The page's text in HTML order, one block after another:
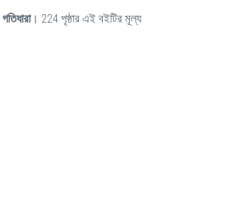
গতিধারা। 224 পৃষ্ঠার এই বইটির মূল্য